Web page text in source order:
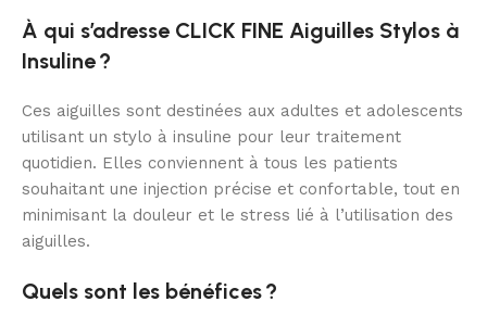
À qui s’adresse CLICK FINE Aiguilles Stylos à
Insuline ?
Ces aiguilles sont destinées aux adultes et adolescents
utilisant un stylo à insuline pour leur traitement
quotidien. Elles conviennent à tous les patients
souhaitant une injection précise et confortable, tout en
minimisant la douleur et le stress lié à l’utilisation des
aiguilles.
Quels sont les bénéfices ?